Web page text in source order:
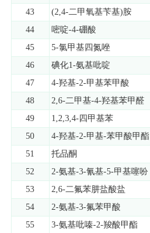
43
(2,4-二甲氧基苄基)胺
44
嘧啶-4-硼酸
45
5-氯甲基四氮唑
46
碘化1-氨基吡啶
47
4-羟基-2-甲基苯甲酸
48
2,6-二甲基-4-羟基苯甲醛
49
1,2,3,4-四甲基苯
50
4-羟基-2-甲基-苯甲酸甲酯
51
托品酮
52
2-氨基-3-氰基-5-甲基噻吩
53
2,6-二氟苯肼盐酸盐
54
2-氨基-3-氟苯甲酸
55
3-氨基吡嗪-2-羧酸甲酯